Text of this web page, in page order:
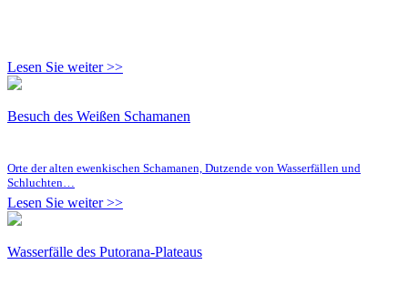
Lesen Sie weiter >>
Besuch des Weißen Schamanen
Orte der alten ewenkischen Schamanen, Dutzende von Wasserfällen und
Schluchten…
Lesen Sie weiter >>
Wasserfälle des Putorana-Plateaus